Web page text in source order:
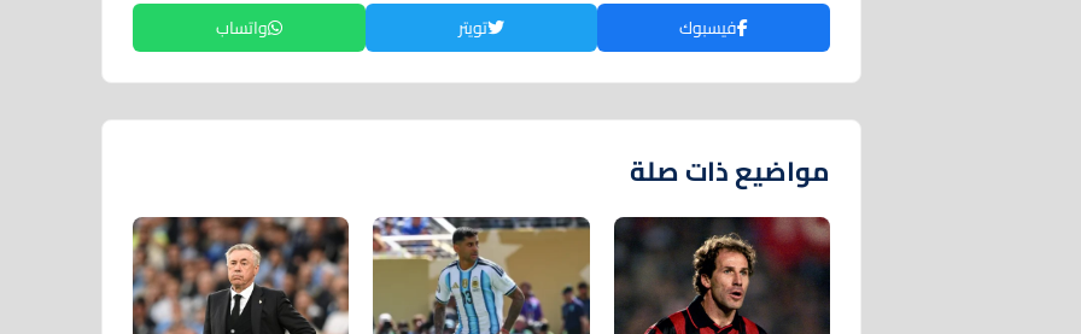
فيسبوك تويتر واتساب
مواضيع ذات صلة